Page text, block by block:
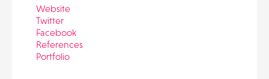
Website
Twitter
Facebook
References
Portfolio